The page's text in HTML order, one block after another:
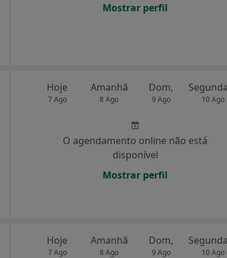
Mostrar perfil
Hoje
7 Ago
Amanhã
8 Ago
Dom,
9 Ago 10 Ago
O agendamento online não está
disponível
Mostrar perfil
Hoje
7 Ago
Amanhã
8 Ago
Dom,
9 Ago 10 Ago